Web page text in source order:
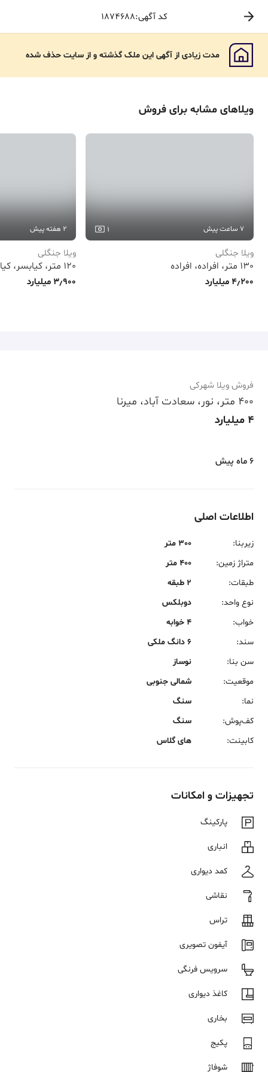
کد آگهی:1874688
مدت زیادی از آگهی این ملک گذشته و از سایت حذف شده
ویلا‌های مشابه برای فروش
7 ساعت پیش 1
ویلا جنگلی
130 متر، افراده، افراده
4٫200 میلیارد
2 هفته پیش
ویلا جنگلی
120 متر، کیابسر، کیابسر
3٫900 میلیارد
فروش ویلا شهرکی
400 متر، نور، سعادت آباد، میرنا
4 میلیارد
6 ماه پیش
اطلاعات اصلی
زیربنا:
300 متر
متراژ زمین:
400 متر
طبقات:
2 طبقه
نوع واحد:
دوبلکس
خواب:
4 خوابه
سند:
6 دانگ ملکی
سن بنا:
نوساز
موقعیت:
شمالی جنوبی
نما:
سنگ
کف‌پوش:
سنگ
کابینت: های گلاس
تجهیزات و امکانات
پارکینگ
انباری
کمد دیواری
نقاشی
تراس
آیفون تصویری
سرویس فرنگی
کاغذ دیواری
بخاری
پکیج
شوفاژ